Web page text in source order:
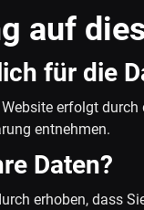
auf
für die
erfolgt
entnehmen.
Daten?
erhoben, dass